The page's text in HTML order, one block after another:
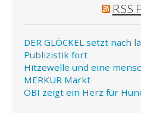
RSS
DER GLÖCKEL setzt nach
Publizistik fort
Hitzewelle und eine
MERKUR Markt
OBI zeigt ein Herz für